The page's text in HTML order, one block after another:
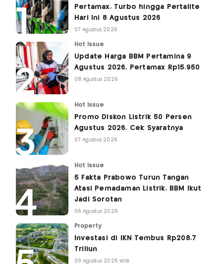
Pertamax, Turbo hingga Pertalite
Hari Ini 8 Agustus 2026
07 Agustus 2026
Hot Issue
Update Harga BBM Pertamina 9
Agustus 2026, Pertamax Rp15.950
08 Agustus 2026
Hot Issue
Promo Diskon Listrik 50 Persen
Agustus 2026, Cek Syaratnya
07 Agustus 2026
Hot Issue
5 Fakta Prabowo Turun Tangan
Atasi Pemadaman Listrik, BBM Ikut
Jadi Sorotan
06 Agustus 2026
Property
Investasi di IKN Tembus Rp208,7
Triliun
09 Agustus 2026 WIB